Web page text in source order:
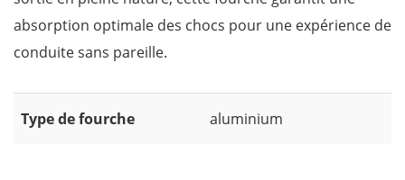
absorption optimale des chocs pour une expérience de
conduite sans pareille.
Type de fourche aluminium